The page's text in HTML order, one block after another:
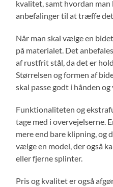
kvalitet, samt hvordan man
anbefalinger til at træffe
Når man skal vælge en
på materialet. Det
af rustfrit stål, da det er
Størrelsen og formen af
skal passe godt i hånden
Funktionaliteten og
tage med i overvejelserne.
mere end bare klipning, og
vælge en model, der også
eller fjerne splinter.
Pris og kvalitet er også